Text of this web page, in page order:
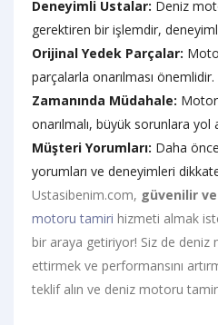
Deneyimli Ustalar: Deniz
gerektiren bir işlemdir, deneyimli
Orijinal Yedek Parçalar:
parçalarla onarılması önemlidir.
Zamanında Müdahale: Motor
onarılmalı, büyük sorunlara
Müşteri Yorumları: Daha
yorumları ve deneyimleri dikkate
Ustasibenim.com, güvenilir
motoru tamiri hizmeti almak
bir araya getiriyor! Siz de
ettirmek ve performansını
teklif alın ve deniz motoru